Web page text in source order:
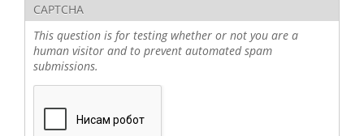
CAPTCHA
This question is for testing whether or not you are a
human visitor and to prevent automated spam
submissions.